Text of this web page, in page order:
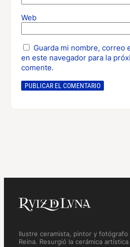
Web
Guarda mi nombre, correo
en este navegador para la
comente.
Ilustre ceramista, pintor y fotógrafo
Reina. Resurgió la cerámica